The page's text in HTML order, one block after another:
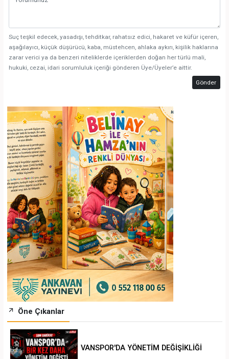
Suç teşkil edecek, yasadışı, tehditkar, rahatsız edici, hakaret ve küfür içeren,
aşağılayıcı, küçük düşürücü, kaba, müstehcen, ahlaka aykırı, kişilik haklarına
zarar verici ya da benzeri niteliklerde içeriklerden doğan her türlü mali,
hukuki, cezai, idari sorumluluk içeriği gönderen Üye/Üyeler’e aittir.
Gönder
Öne Çıkanlar
VANSPOR'DA YÖNETİM DEĞİŞİKLİĞİ